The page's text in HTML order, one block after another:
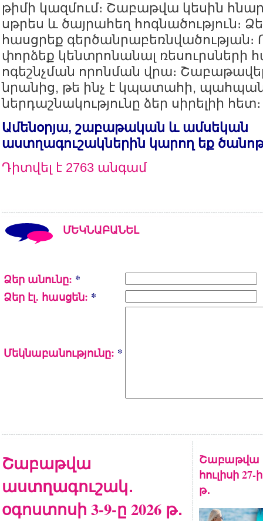
թիմի կազմում։ Շաբաթվա կեսին
սթրես և ծայրահեղ հոգնածություն։
հասցրեք գերծանրաբեռնվածության։
փորձեք կենտրոնանալ ռեսուրսների
ոգեշնչման որոնման վրա։
նրանից, թե ինչ է կպատահի,
ներդաշնակությունը ձեր սիրելիի հետ։
Ամենօրյա, շաբաթական և ամսեկան
աստղագուշակներին կարող եք
Դիտվել է 2763 անգամ
ՄԵԿՆԱԲԱՆԵԼ
Ձեր անունը: *
Ձեր էլ. հասցեն: *
Մեկնաբանությունը: *
Շաբաթվա
աստղագուշակ․
օգոստոսի 3-9-ը 2026 թ․
Շաբաթվա
հուլիսի
թ․